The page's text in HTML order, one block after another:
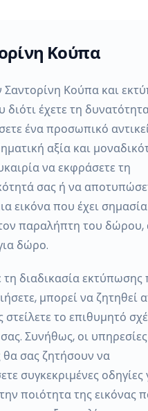
Κούπα
Σαντορίνη Κούπα και
διότι έχετε τη
ένα προσωπικό
αξία και
να εκφράσετε τη
σας ή να
εικόνα που έχει
παραλήπτη του δώρου,
δώρο.
τη διαδικασία
μπορεί να ζητηθεί
στείλετε το επιθυμητό
Συνήθως, οι υπηρεσίες
σας ζητήσουν να
συγκεκριμένες οδηγίες
ποιότητα της εικόνας